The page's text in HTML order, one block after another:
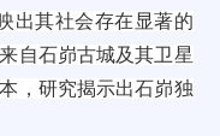
出其社会存在显著的
自石峁古城及其卫星
，研究揭示出石峁独